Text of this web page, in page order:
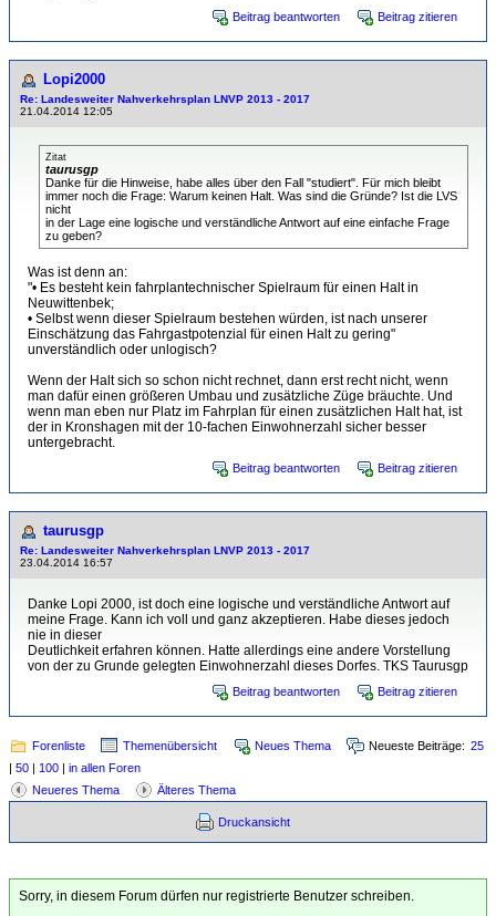
Beitrag beantworten Beitrag zitieren
Lopi2000
Re: Landesweiter Nahverkehrsplan LNVP 2013 - 2017
21.04.2014 12:05
Zitat
taurusgp
Danke für die Hinweise, habe alles über den Fall "studiert". Für mich bleibt
immer noch die Frage: Warum keinen Halt. Was sind die Gründe? Ist die LVS
nicht
in der Lage eine logische und verständliche Antwort auf eine einfache Frage
zu geben?
Was ist denn an:
"• Es besteht kein fahrplantechnischer Spielraum für einen Halt in
Neuwittenbek;
• Selbst wenn dieser Spielraum bestehen würden, ist nach unserer
Einschätzung das Fahrgastpotenzial für einen Halt zu gering"
unverständlich oder unlogisch?
Wenn der Halt sich so schon nicht rechnet, dann erst recht nicht, wenn
man dafür einen größeren Umbau und zusätzliche Züge bräuchte. Und
wenn man eben nur Platz im Fahrplan für einen zusätzlichen Halt hat, ist
der in Kronshagen mit der 10-fachen Einwohnerzahl sicher besser
untergebracht.
Beitrag beantworten Beitrag zitieren
taurusgp
Re: Landesweiter Nahverkehrsplan LNVP 2013 - 2017
23.04.2014 16:57
Danke Lopi 2000, ist doch eine logische und verständliche Antwort auf
meine Frage. Kann ich voll und ganz akzeptieren. Habe dieses jedoch
nie in dieser
Deutlichkeit erfahren können. Hatte allerdings eine andere Vorstellung
von der zu Grunde gelegten Einwohnerzahl dieses Dorfes. TKS Taurusgp
Beitrag beantworten Beitrag zitieren
Forenliste Themenübersicht Neues Thema Neueste Beiträge: 25
| 50 | 100 | in allen Foren
Neueres Thema
Älteres Thema
Druckansicht
Sorry, in diesem Forum dürfen nur registrierte Benutzer schreiben.